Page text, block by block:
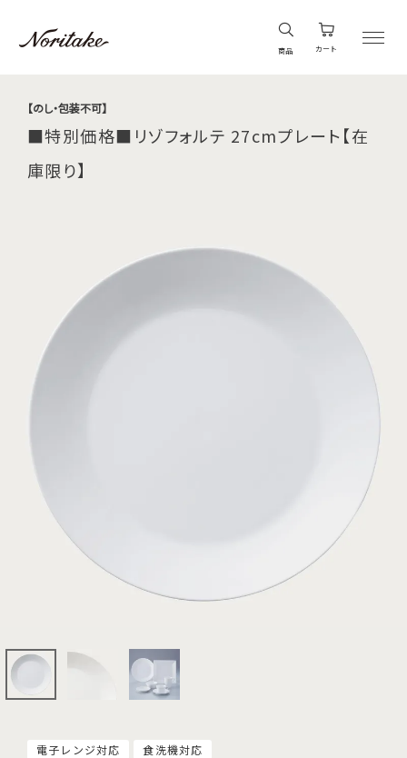
商品 カート
【のし・包装不可】
■特別価格■リゾフォルテ 27cmプレート【在
庫限り】
電子レンジ対応 食洗機対応